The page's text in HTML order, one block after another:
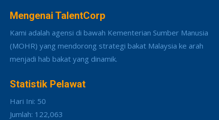
Mengenai TalentCorp
Kami adalah agensi di bawah Kementerian Sumber Manusia
(MOHR) yang mendorong strategi bakat Malaysia ke arah
menjadi hab bakat yang dinamik.
Statistik Pelawat
Hari Ini: 50
Jumlah: 122,063